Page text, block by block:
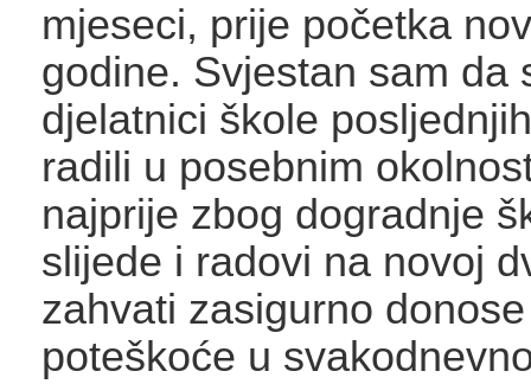
mjeseci, prije početka
godine. Svjestan sam da
djelatnici škole
radili u posebnim
najprije zbog dogradnje
slijede i radovi na novoj
zahvati zasigurno
poteškoće u